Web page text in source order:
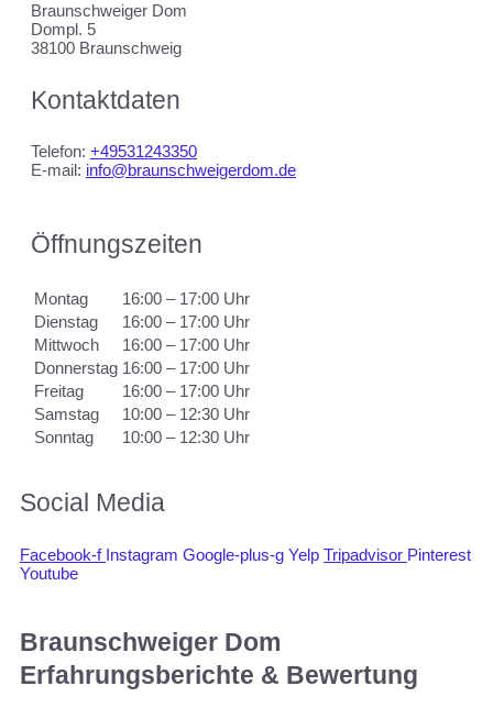
Braunschweiger Dom
Dompl. 5
38100 Braunschweig
Kontaktdaten
Telefon: +49531243350
E-mail: info@braunschweigerdom.de
Öffnungszeiten
Montag
16:00 – 17:00 Uhr
Dienstag
16:00 – 17:00 Uhr
Mittwoch
16:00 – 17:00 Uhr
Donnerstag 16:00 – 17:00 Uhr
Freitag
16:00 – 17:00 Uhr
Samstag
10:00 – 12:30 Uhr
Sonntag
10:00 – 12:30 Uhr
Social Media
Facebook-f Instagram Google-plus-g Yelp Tripadvisor Pinterest
Youtube
Braunschweiger Dom
Erfahrungsberichte & Bewertung